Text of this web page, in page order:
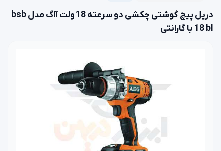
دریل پیچ گوشتی چکشی دو سرعته 18 ولت آاگ مدل bsb
18 bl با گارانتی